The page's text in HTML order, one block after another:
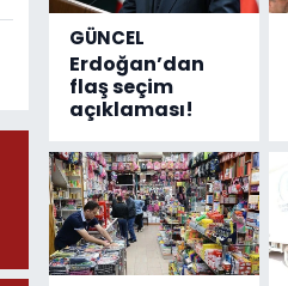
GÜNCEL
Erdoğan’dan
flaş seçim
açıklaması!